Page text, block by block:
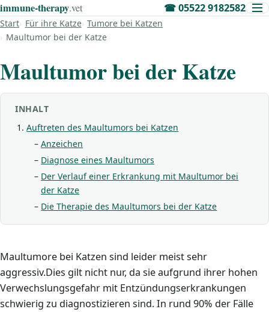
immune‑therapy.vet ☎05522 9182582
Start Für ihre Katze Tumore bei Katzen
Maultumor bei der Katze
Maultumor bei der Katze
INHALT
Auftreten des Maultumors bei Katzen
Anzeichen
Diagnose eines Maultumors
Der Verlauf einer Erkrankung mit Maultumor bei
der Katze
Die Therapie des Maultumors bei der Katze
Maultumore bei Katzen sind leider meist sehr
aggressiv.Dies gilt nicht nur, da sie aufgrund ihrer hohen
Verwechslungsgefahr mit Entzündungserkrankungen
schwierig zu diagnostizieren sind. In rund 90% der Fälle